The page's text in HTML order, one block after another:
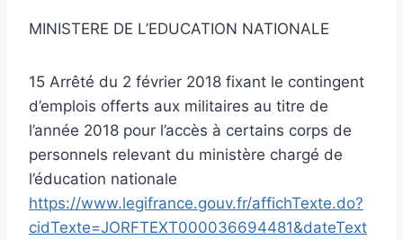
MINISTERE DE L’EDUCATION NATIONALE
15 Arrêté du 2 février 2018 fixant le contingent
d’emplois offerts aux militaires au titre de
l’année 2018 pour l’accès à certains corps de
personnels relevant du ministère chargé de
l’éducation nationale
https://www.legifrance.gouv.fr/affichTexte.do?
cidTexte=JORFTEXT000036694481&dateText